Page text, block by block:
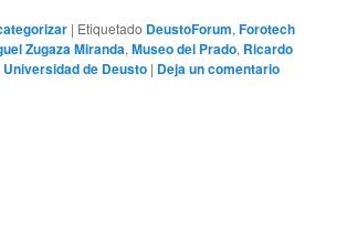
| Etiquetado DeustoForum,Forotech
Zugaza Miranda,Museo del Prado, Ricardo
Universidad de Deusto | Deja un comentario